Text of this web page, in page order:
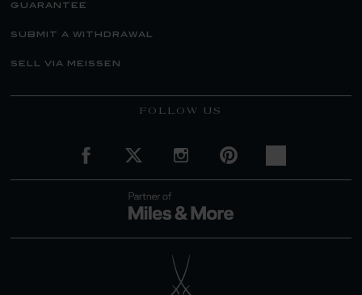
guarantee
submit a withdrawal
sell via meissen
FOLLOW US